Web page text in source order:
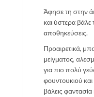
Άφησε τη στην
και ύστερα
αποθηκεύσεις.
Προαιρετικά,
μείγματος,
για πιο πολύ
φουντουκιού
βάλεις